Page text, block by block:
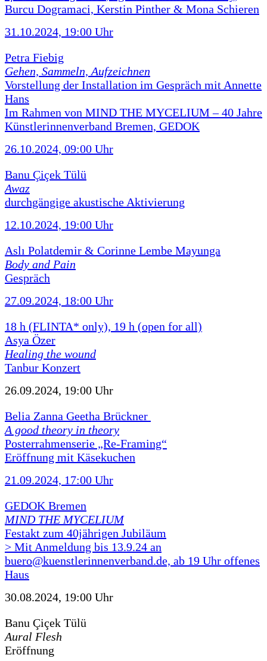
Burcu Dogramaci, Kerstin Pinther & Mona Schieren
31.10.2024, 19:00 Uhr
Petra Fiebig
Gehen, Sammeln, Aufzeichnen
Vorstellung der Installation im Gespräch mit Annette
Hans
Im Rahmen von MIND THE MYCELIUM – 40 Jahre
Künstlerinnenverband Bremen, GEDOK
26.10.2024, 09:00 Uhr
Banu Çiçek Tülü
Awaz
durchgängige akustische Aktivierung
12.10.2024, 19:00 Uhr
Aslı Polatdemir & Corinne Lembe Mayunga
Body and Pain
Gespräch
27.09.2024, 18:00 Uhr
18 h (FLINTA* only), 19 h (open for all)
Asya Özer
Healing the wound
Tanbur Konzert
26.09.2024, 19:00 Uhr
Belia Zanna Geetha Brückner
A good theory in theory
Posterrahmenserie „Re-Framing“
Eröffnung mit Käsekuchen
21.09.2024, 17:00 Uhr
GEDOK Bremen
MIND THE MYCELIUM
Festakt zum 40jährigen Jubiläum
> Mit Anmeldung bis 13.9.24 an
buero@kuenstlerinnenverband.de, ab 19 Uhr offenes
Haus
30.08.2024, 19:00 Uhr
Banu Çiçek Tülü
Aural Flesh
Eröffnung